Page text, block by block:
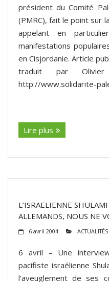
président du Comité
(PMRC), fait le point sur
appelant en
manifestations
en Cisjordanie. Article
traduit par
http://www.solidarite-
Lire plus
L’ISRAELIENNE
ALLEMANDS, NOUS NE
6 avril 2004 ACTUALITÉS
6 avril – Une
pacifiste israélienne
l’aveuglement de ses